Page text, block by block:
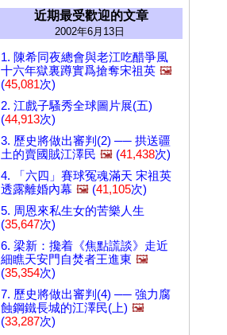
近期最受歡迎的文章
2002年6月13日
1. 陳希同夜總會與老江吃醋爭風
十六年獄裏蹲實爲搶奪宋祖英 🖼️
(45,081次)
2. 江戲子騷秀全球圖片展(五)
(44,913次)
3. 歷史將做出審判(2) ── 拱送疆
土的賣國賊江澤民 🖼️ (41,438次)
4. 「六四」賽球冤魂滿天 宋祖英
透露離婚內幕 🖼️ (41,105次)
5. 周恩來私生女的苦樂人生
(35,647次)
6. 梁新：攙着《焦點謊談》走近
細瞧天安門自焚者王進東 🖼️
(35,354次)
7. 歷史將做出審判(4) ── 強力腐
蝕鋼鐵長城的江澤民(上) 🖼️
(33,287次)